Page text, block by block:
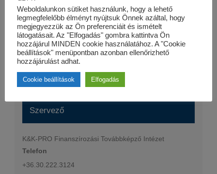
Esemény kategória:
Szaktanfolyamok
Honlap:
https://kk-pro.hu/oktatas/projektfinanszirozas-i-
tanfolyam/
Szervező
K&K-PRO Finanszírozási Továbbképző Intézet
Telefon
+36.30.222.3124
Weboldalunkon sütiket használunk, hogy a lehető
legmegfelelőbb élményt nyújtsuk Önnek azáltal, hogy
megjegyezzük az Ön preferenciáit és ismételt
látogatásait. Az "Elfogadás" gombra kattintva Ön
hozzájárul MINDEN cookie használatához. A "Cookie
beállítások" menüpontban azonban ellenőrizhető
hozzájárulást adhat.
Cookie beállítások Elfogadás